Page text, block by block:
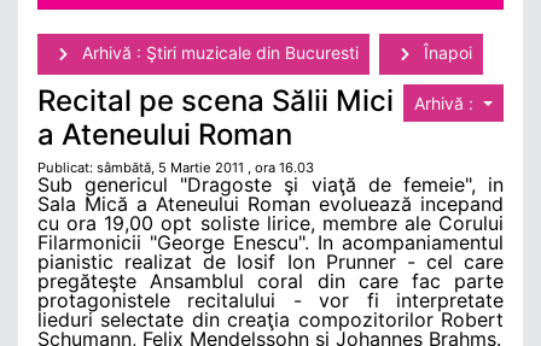
Arhivă : Ştiri muzicale din Bucuresti Înapoi
Arhivă :
Recital pe scena Sălii Mici
a Ateneului Roman
Publicat: sâmbătă, 5 Martie 2011 , ora 16.03
Sub genericul "Dragoste şi viaţă de femeie", in
Sala Mică a Ateneului Roman evoluează incepand
cu ora 19,00 opt soliste lirice, membre ale Corului
Filarmonicii "George Enescu". In acompaniamentul
pianistic realizat de Iosif Ion Prunner - cel care
pregăteşte Ansamblul coral din care fac parte
protagonistele recitalului - vor fi interpretate
lieduri selectate din creaţia compozitorilor Robert
Schumann, Felix Mendelssohn şi Johannes Brahms.